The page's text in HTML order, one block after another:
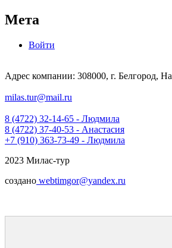
Мета
Войти
Адрес компании: 308000, г. Белгород,
milas.tur@mail.ru
8 (4722) 32-14-65 - Людмила
8 (4722) 37-40-53 - Анастасия
+7 (910) 363-73-49 - Людмила
2023 Милас-тур
создано webtimgor@yandex.ru